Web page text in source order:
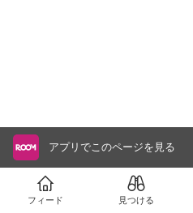
アプリでこのページを見る
フィード 見つける